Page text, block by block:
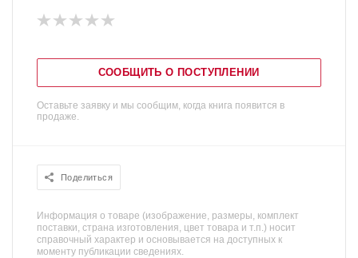
СООБЩИТЬ О ПОСТУПЛЕНИИ
Оставьте заявку и мы сообщим, когда книга появится в
продаже.
Поделиться
Информация о товаре (изображение, размеры, комплект
поставки, страна изготовления, цвет товара и т.п.) носит
справочный характер и основывается на доступных к
моменту публикации сведениях.